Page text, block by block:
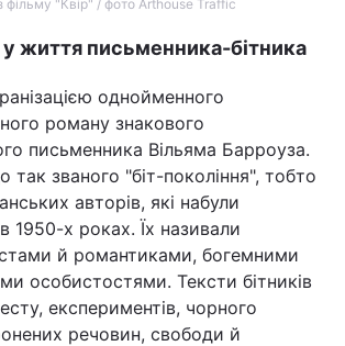
фільму "Квір" / фото Arthouse Traffic
життя письменника-бітника
однойменного
роману знакового
письменника Вільяма Барроуза.
так званого "біт-покоління", тобто
авторів, які набули
1950-х роках. Їх називали
й романтиками, богемними
особистостями. Тексти бітників
експериментів, чорного
речовин, свободи й